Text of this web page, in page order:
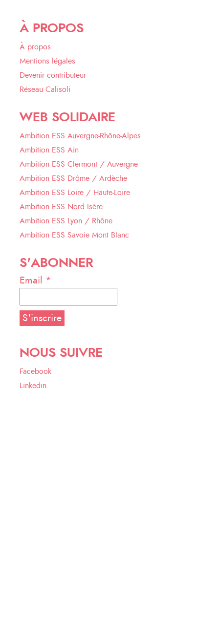
À PROPOS
À propos
Mentions légales
Devenir contributeur
Réseau Calisoli
WEB SOLIDAIRE
Ambition ESS Auvergne-Rhône-Alpes
Ambition ESS Ain
Ambition ESS Clermont / Auvergne
Ambition ESS Drôme / Ardèche
Ambition ESS Loire / Haute-Loire
Ambition ESS Nord Isère
Ambition ESS Lyon / Rhône
Ambition ESS Savoie Mont Blanc
S'ABONNER
Email *
NOUS SUIVRE
Facebook
Linkedin